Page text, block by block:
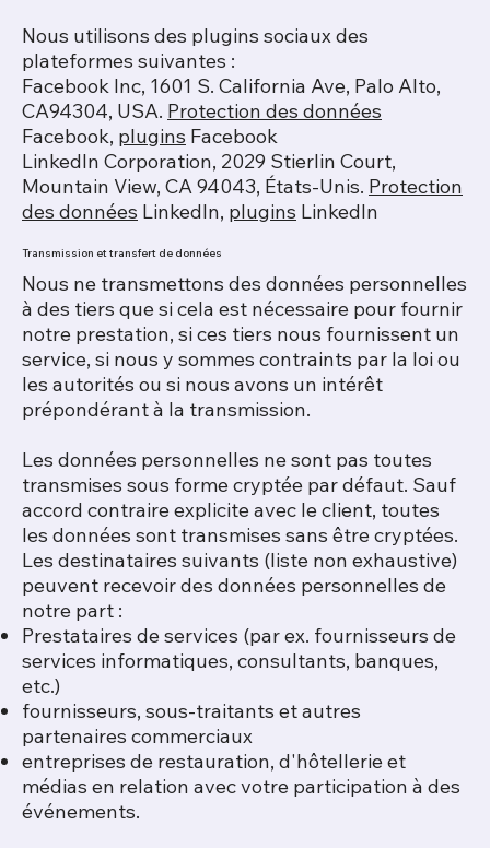
Nous utilisons des plugins sociaux des
plateformes suivantes :
Facebook Inc, 1601 S. California Ave, Palo Alto,
CA94304, USA. Protection des données
Facebook, plugins Facebook
LinkedIn Corporation, 2029 Stierlin Court,
Mountain View, CA 94043, États-Unis. Protection
des données LinkedIn, plugins LinkedIn
Transmission et transfert de données
Nous ne transmettons des données personnelles
à des tiers que si cela est nécessaire pour fournir
notre prestation, si ces tiers nous fournissent un
service, si nous y sommes contraints par la loi ou
les autorités ou si nous avons un intérêt
prépondérant à la transmission.
Les données personnelles ne sont pas toutes
transmises sous forme cryptée par défaut. Sauf
accord contraire explicite avec le client, toutes
les données sont transmises sans être cryptées.
Les destinataires suivants (liste non exhaustive)
peuvent recevoir des données personnelles de
notre part :
Prestataires de services (par ex. fournisseurs de
services informatiques, consultants, banques,
etc.)
fournisseurs, sous-traitants et autres
partenaires commerciaux
entreprises de restauration, d'hôtellerie et
médias en relation avec votre participation à des
événements.